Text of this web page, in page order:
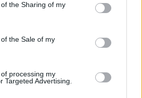
the Sharing of my
the Sale of my
processing my
Targeted Advertising.